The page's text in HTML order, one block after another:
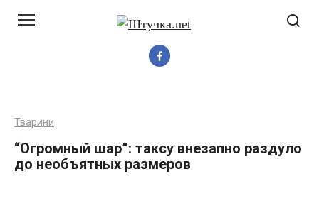
Тварини
“Огромный шар”: таксу внезапно раздуло
до необъятных размеров